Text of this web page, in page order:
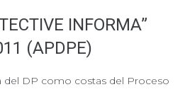
INFORMA”
(APDPE)
del DP como costas del Proceso